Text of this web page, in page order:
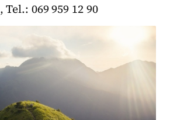
, Tel.: 069 959 12 90